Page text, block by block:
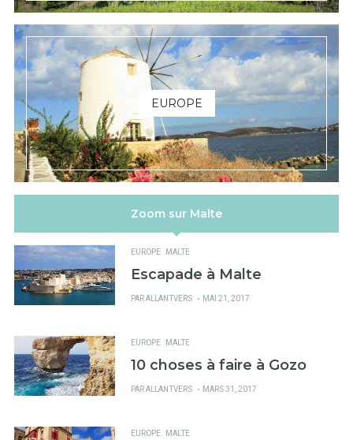
EUROPE
Zoom sur Malte
EUROPE MALTE
Escapade à Malte
PARALLANTVERS
PUBLIÉ
MAI 21, 2017
EUROPE MALTE
10 choses à faire à Gozo
PARALLANTVERS
PUBLIÉ
MARS 31, 2017
EUROPE MALTE